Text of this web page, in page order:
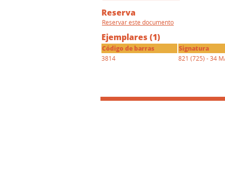
Reserva
Reservar este documento
Ejemplares (1)
Código de barras
Signatura
3814
821 (725) - 34